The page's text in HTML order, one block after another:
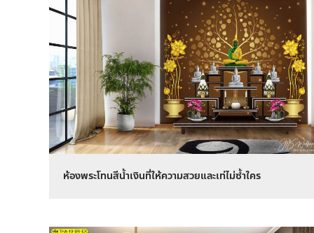
ห้องพระโทนสีน้ำเงินที่ให้ความสวยและเท่ไม่ซ้ำใคร